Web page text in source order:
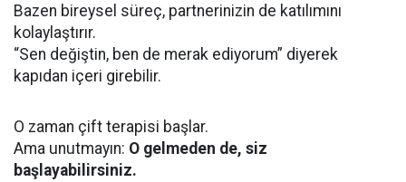
Bazen bireysel süreç, partnerinizin de katılımını
kolaylaştırır.
“Sen değiştin, ben de merak ediyorum” diyerek
kapıdan içeri girebilir.
O zaman çift terapisi başlar.
Ama unutmayın: O gelmeden de, siz
başlayabilirsiniz.